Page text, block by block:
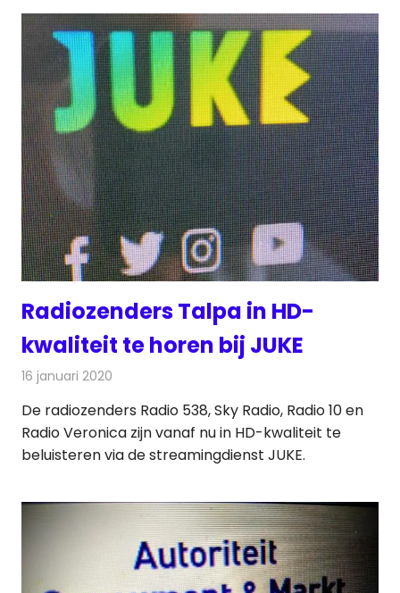
Radiozenders Talpa in HD-
kwaliteit te horen bij JUKE
16 januari 2020
De radiozenders Radio 538, Sky Radio, Radio 10 en
Radio Veronica zijn vanaf nu in HD-kwaliteit te
beluisteren via de streamingdienst JUKE.